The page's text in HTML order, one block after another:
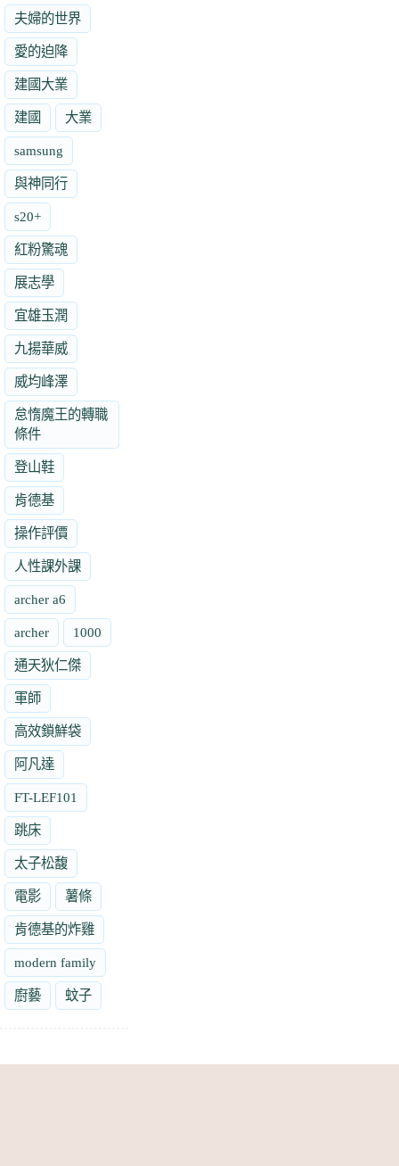
夫婦的世界
愛的迫降
建國大業
建國 大業
samsung
與神同行
s20+
紅粉驚魂
展志學
宜雄玉潤
九揚華威
威均峰澤
怠惰魔王的轉職
條件
登山鞋
肯德基
操作評價
人性課外課
archer a6
archer 1000
通天狄仁傑
軍師
高效鎖鮮袋
阿凡達
FT-LEF101
跳床
太子松馥
電影 薯條
肯德基的炸雞
modern family
廚藝 蚊子